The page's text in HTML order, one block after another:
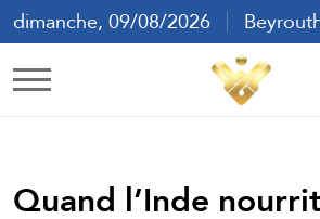
dimanche, 09/08/2026
ع
Quand l’Inde nourrit